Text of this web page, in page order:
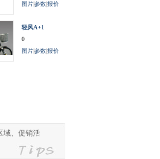
图片参数报价
轻风A+1
0
图片参数报价
域、促销活